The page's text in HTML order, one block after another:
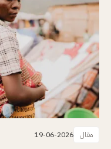
مقال 19-06-2026